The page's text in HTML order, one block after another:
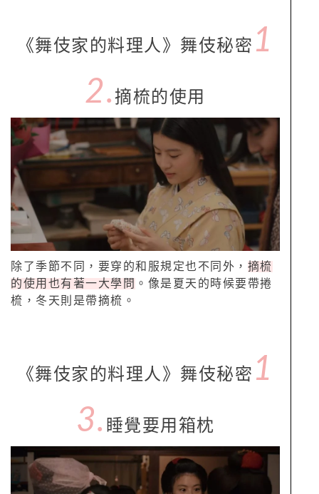
《舞伎家的料理人》舞伎秘密 1
2.摘梳的使用
除了季節不同，要穿的和服規定也不同外， 摘梳
的使用也有著一大學問 。像是夏天的時候要帶捲
梳，冬天則是帶摘梳。
《舞伎家的料理人》舞伎秘密 1
3. 睡覺要用箱枕